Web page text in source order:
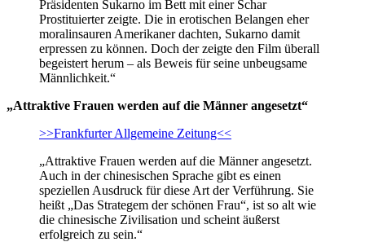
Präsidenten Sukarno im Bett mit einer Schar
Prostituierter zeigte. Die in erotischen Belangen eher
moralinsauren Amerikaner dachten, Sukarno damit
erpressen zu können. Doch der zeigte den Film überall
begeistert herum – als Beweis für seine unbeugsame
Männlichkeit.“
„Attraktive Frauen werden auf die Männer angesetzt“
>>Frankfurter Allgemeine Zeitung<<
„Attraktive Frauen werden auf die Männer angesetzt.
Auch in der chinesischen Sprache gibt es einen
speziellen Ausdruck für diese Art der Verführung. Sie
heißt „Das Strategem der schönen Frau“, ist so alt wie
die chinesische Zivilisation und scheint äußerst
erfolgreich zu sein.“